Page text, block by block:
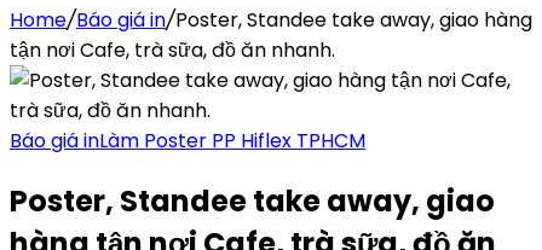
Home/Báo giá in/Poster, Standee take away, giao hàng
tận nơi Cafe, trà sữa, đồ ăn nhanh.
Báo giá inLàm Poster PP Hiflex TPHCM
Poster, Standee take away, giao